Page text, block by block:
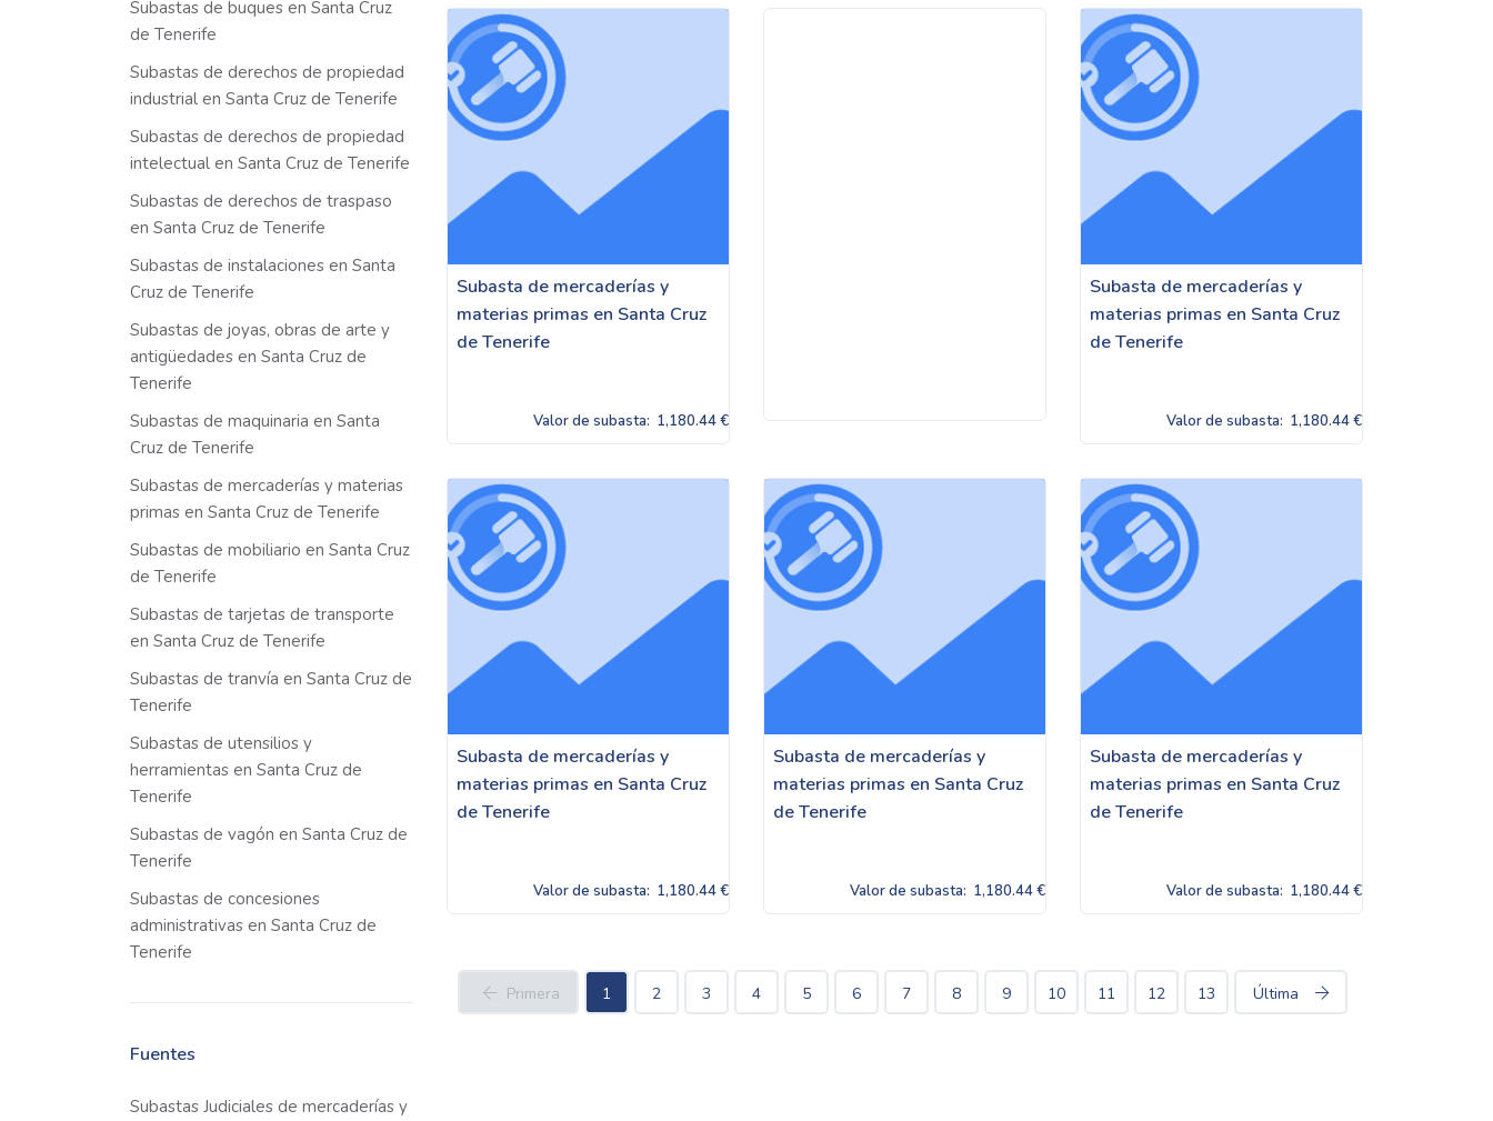
Subastas de buques en Santa Cruz
de Tenerife
Subastas de derechos de propiedad
industrial en Santa Cruz de Tenerife
Subastas de derechos de propiedad
intelectual en Santa Cruz de Tenerife
Subastas de derechos de traspaso
en Santa Cruz de Tenerife
Subastas de instalaciones en Santa
Cruz de Tenerife
Subastas de joyas, obras de arte y
antigüedades en Santa Cruz de
Tenerife
Subastas de maquinaria en Santa
Cruz de Tenerife
Subastas de mercaderías y materias
primas en Santa Cruz de Tenerife
Subastas de mobiliario en Santa Cruz
de Tenerife
Subastas de tarjetas de transporte
en Santa Cruz de Tenerife
Subastas de tranvía en Santa Cruz de
Tenerife
Subastas de utensilios y
herramientas en Santa Cruz de
Tenerife
Subastas de vagón en Santa Cruz de
Tenerife
Subastas de concesiones
administrativas en Santa Cruz de
Tenerife
Fuentes
Subastas Judiciales de mercaderías y
Subasta de mercaderías y
materias primas en Santa Cruz
de Tenerife
Valor de subasta: 1,180.44 €
Subasta de mercaderías y
materias primas en Santa Cruz
de Tenerife
Valor de subasta: 1,180.44 €
Subasta de mercaderías y
materias primas en Santa Cruz
de Tenerife
Valor de subasta: 1,180.44 €
Subasta de mercaderías y
materias primas en Santa Cruz
de Tenerife
Valor de subasta: 1,180.44 €
Subasta de mercaderías y
materias primas en Santa Cruz
de Tenerife
Valor de subasta: 1,180.44 €
Primera 1 2 3 4 5 6 7 8 9 10 11 12 13 Última